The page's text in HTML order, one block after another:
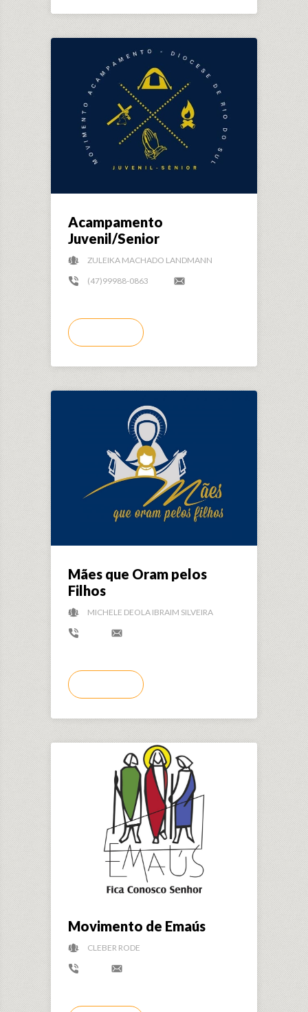
Acampamento
Juvenil/Senior
ZULEIKA MACHADO LANDMANN
(47)99988-0863
Mães que Oram pelos
Filhos
MICHELE DEOLA IBRAIM SILVEIRA
Movimento de Emaús
CLEBER RODE